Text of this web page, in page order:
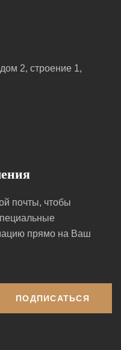
2, строение 1,
почты, чтобы
прямо на Ваш
ПОДПИСАТЬСЯ